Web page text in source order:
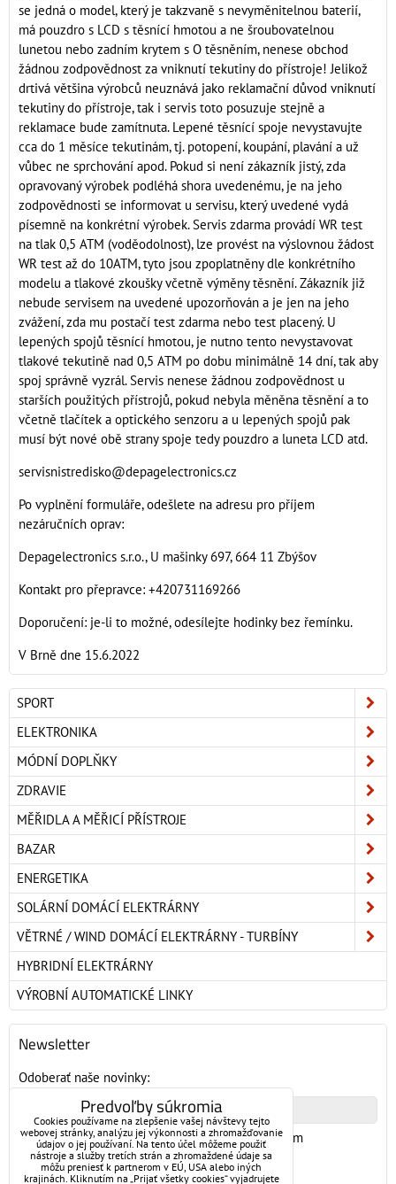
se jedná o model, který je takzvaně s nevyměnitelnou baterií,
má pouzdro s LCD s těsnící hmotou a ne šroubovatelnou
lunetou nebo zadním krytem s O těsněním, nenese obchod
žádnou zodpovědnost za vniknutí tekutiny do přístroje! Jelikož
drtivá většina výrobců neuznává jako reklamační důvod vniknutí
tekutiny do přístroje, tak i servis toto posuzuje stejně a
reklamace bude zamítnuta. Lepené těsnící spoje nevystavujte
cca do 1 měsíce tekutinám, tj. potopení, koupání, plavání a už
vůbec ne sprchování apod. Pokud si není zákazník jistý, zda
opravovaný výrobek podléhá shora uvedenému, je na jeho
zodpovědnosti se informovat u servisu, který uvedené vydá
písemně na konkrétní výrobek. Servis zdarma provádí WR test
na tlak 0,5 ATM (voděodolnost), lze provést na výslovnou žádost
WR test až do 10ATM, tyto jsou zpoplatněny dle konkrétního
modelu a tlakové zkoušky včetně výměny těsnění. Zákazník již
nebude servisem na uvedené upozorňován a je jen na jeho
zvážení, zda mu postačí test zdarma nebo test placený. U
lepených spojů těsnící hmotou, je nutno tento nevystavovat
tlakové tekutině nad 0,5 ATM po dobu minimálně 14 dní, tak aby
spoj správně vyzrál. Servis nenese žádnou zodpovědnost u
starších použitých přístrojů, pokud nebyla měněna těsnění a to
včetně tlačítek a optického senzoru a u lepených spojů pak
musí být nové obě strany spoje tedy pouzdro a luneta LCD atd.
servisnistredisko@depagelectronics.cz
Po vyplnění formuláře, odešlete na adresu pro příjem
nezáručních oprav:
Depagelectronics s.r.o., U mašinky 697, 664 11 Zbýšov
Kontakt pro přepravce: +420731169266
Doporučení: je-li to možné, odesílejte hodinky bez řemínku.
V Brně dne 15.6.2022
SPORT
ELEKTRONIKA
MÓDNÍ DOPLŇKY
ZDRAVIE
MĚŘIDLA A MĚŘICÍ PŘÍSTROJE
BAZAR
ENERGETIKA
SOLÁRNÍ DOMÁCÍ ELEKTRÁRNY
VĚTRNÉ / WIND DOMÁCÍ ELEKTRÁRNY - TURBÍNY
HYBRIDNÍ ELEKTRÁRNY
VÝROBNÍ AUTOMATICKÉ LINKY
Newsletter
Odoberať naše novinky:
Chcem sa prihlásiť k odberu noviniek e-mailom
Odoberať
Predvoľby súkromia
Cookies používame na zlepšenie vašej návštevy tejto
webovej stránky, analýzu jej výkonnosti a zhromažďovanie
údajov o jej používaní. Na tento účel môžeme použiť
nástroje a služby tretích strán a zhromaždené údaje sa
môžu preniesť k partnerom v EÚ, USA alebo iných
krajinách. Kliknutím na „Prijať všetky cookies“ vyjadrujete